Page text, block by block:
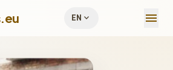
EN expand_more menu